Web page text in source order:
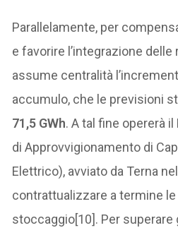
Parallelamente, per
e favorire l’integrazione
assume centralità
accumulo, che le previsioni
71,5 GWh. A tal fine opererà
di Approvvigionamento di
Elettrico), avviato da Terna
contrattualizzare a termine
stoccaggio[10]. Per superare